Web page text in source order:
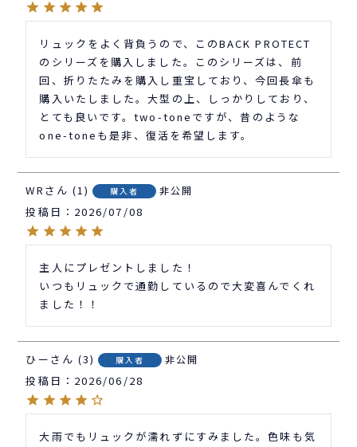
リュックをよく背負うので、このBACK PROTECT
のシリーズを購入しました。このシリーズは、前
回、折りたたみを購入し重宝しており、今回長傘も
購入いたしました。大型の上、しっかりしており、
とても良いです。two-toneですが、昔のような
one-toneも是非、復活を希望します。
WR 1 購入者 非公開
投稿日 2026/07/08
主人にプレゼントしました！
いつもリュックで通勤しているので大変喜んでくれ
ました！！
ひー 3 購入者 非公開
投稿日 2026/06/28
大雨でもリュックが濡れずにすみました。色味も気